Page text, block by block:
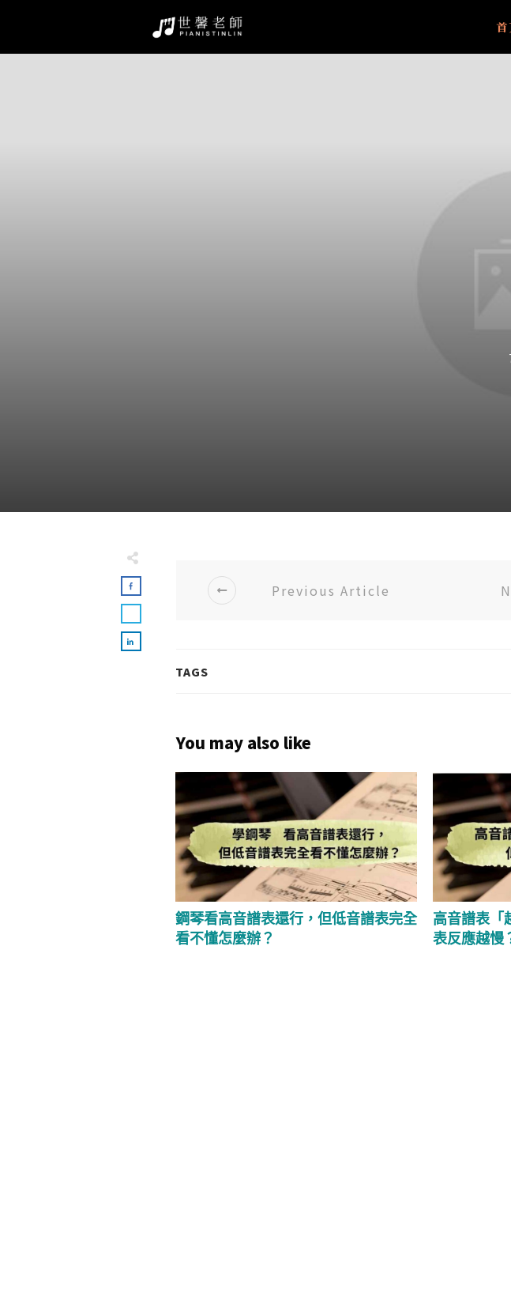
首
Previous Article
TAGS
You may also like
鋼琴看高音譜表還行，但低音譜表完全
看不懂怎麼辦？
高音譜表「
表反應越慢